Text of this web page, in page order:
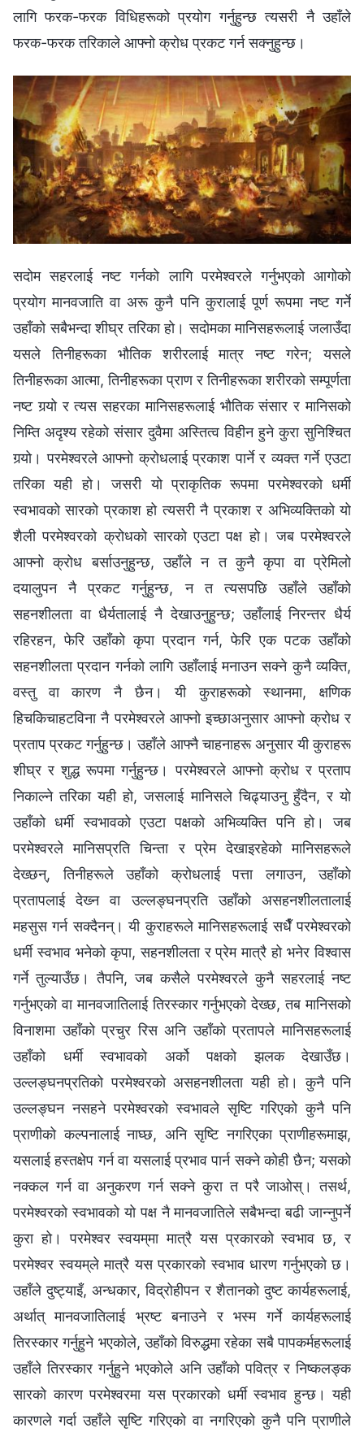
लागि फरक-फरक विधिहरूको प्रयोग गर्नुहुन्छ त्यसरी नै उहाँले
फरक-फरक तरिकाले आफ्‍नो क्रोध प्रकट गर्न सक्‍नुहुन्छ।
सदोम सहरलाई नष्ट गर्नको लागि परमेश्‍वरले गर्नुभएको आगोको
प्रयोग मानवजाति वा अरू कुनै पनि कुरालाई पूर्ण रूपमा नष्ट गर्ने
उहाँको सबैभन्दा शीघ्र तरिका हो। सदोमका मानिसहरूलाई जलाउँदा
यसले तिनीहरूका भौतिक शरीरलाई मात्र नष्ट गरेन; यसले
तिनीहरूका आत्मा, तिनीहरूका प्राण र तिनीहरूका शरीरको सम्पूर्णता
नष्ट गर्‍यो र त्यस सहरका मानिसहरूलाई भौतिक संसार र मानिसको
निम्ति अदृश्य रहेको संसार दुवैमा अस्तित्व विहीन हुने कुरा सुनिश्‍चित
गर्‍यो। परमेश्‍वरले आफ्‍नो क्रोधलाई प्रकाश पार्ने र व्यक्त गर्ने एउटा
तरिका यही हो। जसरी यो प्राकृतिक रूपमा परमेश्‍वरको धर्मी
स्वभावको सारको प्रकाश हो त्यसरी नै प्रकाश र अभिव्यक्तिको यो
शैली परमेश्‍वरको क्रोधको सारको एउटा पक्ष हो। जब परमेश्‍वरले
आफ्‍नो क्रोध बर्साउनुहुन्छ, उहाँले न त कुनै कृपा वा प्रेमिलो
दयालुपन नै प्रकट गर्नुहुन्छ, न त त्यसपछि उहाँले उहाँको
सहनशीलता वा धैर्यतालाई नै देखाउनुहुन्छ; उहाँलाई निरन्तर धैर्य
रहिरहन, फेरि उहाँको कृपा प्रदान गर्न, फेरि एक पटक उहाँको
सहनशीलता प्रदान गर्नको लागि उहाँलाई मनाउन सक्‍ने कुनै व्यक्ति,
वस्तु वा कारण नै छैन। यी कुराहरूको स्थानमा, क्षणिक
हिचकिचाहटविना नै परमेश्‍वरले आफ्‍नो इच्‍छाअनुसार आफ्‍नो क्रोध र
प्रताप प्रकट गर्नुहुन्छ। उहाँले आफ्‍नै चाहनाहरू अनुसार यी कुराहरू
शीघ्र र शुद्ध रूपमा गर्नुहुन्छ। परमेश्‍वरले आफ्‍नो क्रोध र प्रताप
निकाल्ने तरिका यही हो, जसलाई मानिसले चिढ्याउनु हुँदैन, र यो
उहाँको धर्मी स्वभावको एउटा पक्षको अभिव्यक्ति पनि हो। जब
परमेश्‍वरले मानिसप्रति चिन्ता र प्रेम देखाइरहेको मानिसहरूले
देख्छन्, तिनीहरूले उहाँको क्रोधलाई पत्ता लगाउन, उहाँको
प्रतापलाई देख्‍न वा उल्‍लङ्घनप्रति उहाँको असहनशीलतालाई
महसुस गर्न सक्दैनन्। यी कुराहरूले मानिसहरूलाई सधैँ परमेश्‍वरको
धर्मी स्वभाव भनेको कृपा, सहनशीलता र प्रेम मात्रै हो भनेर विश्‍वास
गर्ने तुल्याउँछ। तैपनि, जब कसैले परमेश्‍वरले कुनै सहरलाई नष्ट
गर्नुभएको वा मानवजातिलाई तिरस्कार गर्नुभएको देख्छ, तब मानिसको
विनाशमा उहाँको प्रचुर रिस अनि उहाँको प्रतापले मानिसहरूलाई
उहाँको धर्मी स्वभावको अर्को पक्षको झलक देखाउँछ।
उल्‍लङ्घनप्रतिको परमेश्‍वरको असहनशीलता यही हो। कुनै पनि
उल्‍लङ्घन नसहने परमेश्‍वरको स्वभावले सृष्टि गरिएको कुनै पनि
प्राणीको कल्‍पनालाई नाघ्छ, अनि सृष्टि नगरिएका प्राणीहरूमाझ,
यसलाई हस्तक्षेप गर्न वा यसलाई प्रभाव पार्न सक्‍ने कोही छैन; यसको
नक्कल गर्न वा अनुकरण गर्न सक्‍ने कुरा त परै जाओस्। तसर्थ,
परमेश्‍वरको स्वभावको यो पक्ष नै मानवजातिले सबैभन्दा बढी जान्‍नुपर्ने
कुरा हो। परमेश्‍वर स्वयम्‌मा मात्रै यस प्रकारको स्वभाव छ, र
परमेश्‍वर स्वयम्‌ले मात्रै यस प्रकारको स्वभाव धारण गर्नुभएको छ।
उहाँले दुष्ट्याइँ, अन्धकार, विद्रोहीपन र शैतानको दुष्ट कार्यहरूलाई,
अर्थात् मानवजातिलाई भ्रष्ट बनाउने र भस्‍म गर्ने कार्यहरूलाई
तिरस्कार गर्नुहुने भएकोले, उहाँको विरुद्धमा रहेका सबै पापकर्महरूलाई
उहाँले तिरस्कार गर्नुहुने भएकोले अनि उहाँको पवित्र र निष्कलङ्क
सारको कारण परमेश्‍वरमा यस प्रकारको धर्मी स्वभाव हुन्छ। यही
कारणले गर्दा उहाँले सृष्टि गरिएको वा नगरिएको कुनै पनि प्राणीले